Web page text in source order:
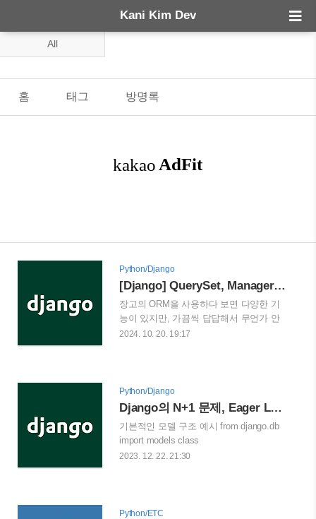
Kani Kim Dev
All
홈 태그 방명록
Python/Django
[Django] QuerySet, Manager, Active Record 패턴, django-model-utils의 InheritanceManager들 톺아보기 및 성능 개선기
장고의 ORM을 사용하다 보면 다양한 기
능이 있지만, 가끔씩 답답해서 무언가 안
타까운 경우도 있다. 개인적으로 이번에
것 같아서 이번에 한 번 글을 쓰게 되었
다. 먼저 장고 Models, Fields, Manager,
QuerySet 그리고 Backend에 대해 알아보
겠다. 전체적인 개요 / General Overview 0.
Active Record PatternActive Record란?
Software Architecture중의 한 가지 패턴→
2024. 10. 20. 19:17
Python/Django
Django의 N+1 문제, Eager Loading, prefetch_related, select_related 등
기본적인 모델 구조 예시 from django.db
import models class
Customer(models.Model): user =
models.CharField(max_length=20,
2023. 12. 22. 21:30
Python/ETC